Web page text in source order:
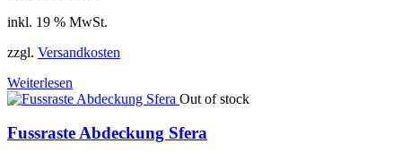
inkl. 19 % MwSt.
zzgl. Versandkosten
Weiterlesen
Out of stock
Fussraste Abdeckung Sfera